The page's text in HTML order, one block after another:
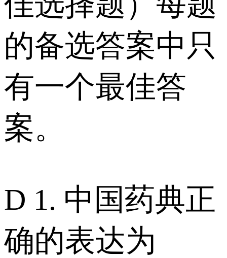
的备选答案中只
有一个最佳答
案。
D 1. 中国药典正
确的表达为